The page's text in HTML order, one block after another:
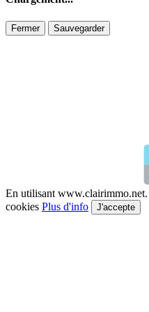
Fermer Sauvegarder
En utilisant
cookies Plus d'info J'accepte